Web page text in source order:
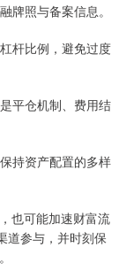
牌照与备案信息。
杆比例，避免过度
平仓机制、费用结
持资产配置的多样
也可能加速财富流
道参与，并时刻保